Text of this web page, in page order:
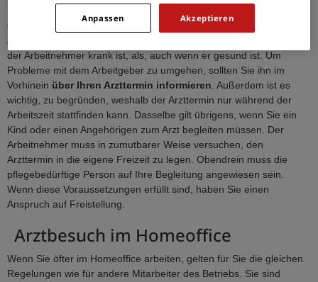
dem Arbeitgeber hat. Der Arbeitnehmer wird also von seiner
Arbeitspflicht befreit. Der Freistellungsanspruch gilt sowohl, wenn
der Arbeitnehmer krank ist, als, auch wenn er gesund ist. Um
Probleme mit dem Arbeitgeber zu umgehen, sollten Sie ihn im
Vorhinein über Ihren Arzttermin informieren . Außerdem ist es
wichtig, zu begründen, weshalb der Arzttermin nur während der
Arbeitszeit stattfinden kann. Dasselbe gilt übrigens, wenn Sie ein
Kind oder einen Angehörigen zum Arzt begleiten müssen. Der
Arbeitnehmer muss in zumutbarer Weise versuchen, den
Arzttermin in die eigene Freizeit zu legen. Obendrein muss die
pflegebedürftige Person auf Ihre Begleitung angewiesen sein.
Wenn diese Voraussetzungen erfüllt sind, haben Sie einen
Anspruch auf Freistellung.
Arztbesuch im Homeoffice
Wenn Sie öfter im Homeoffice arbeiten, gelten für Sie die gleichen
Regelungen wie für andere Mitarbeiter des Betriebs. Sie sind
Akzeptieren
Anpassen